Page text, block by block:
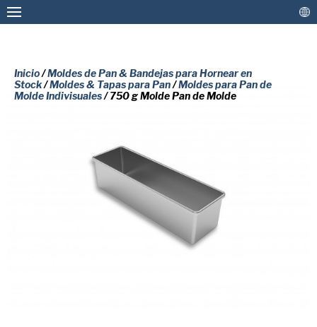
Moldes y Bandejas a Medida
Recubrimientos y Mantenimiento
Más Soluciones
Inicio/Moldes de Pan & Bandejas para Hornear en
Stock/Moldes & Tapas para Pan/Moldes para Pan de
Molde Indivisuales/ 750 g Molde Pan de Molde
COMPLETE EL SIGUIENTE
FORMULARIO PARA RECIBIR UNA
COPIA GRATUITA DEL DOCUMENTO